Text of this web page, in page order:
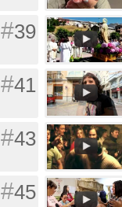
#39
#41
#43
#45